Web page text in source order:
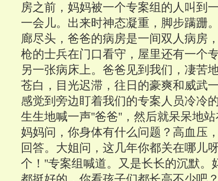
房之前，妈妈被一个专案组的人叫到
一会儿。出来时神态凝重，脚步蹒跚
廊尽头，爸爸的病房是一间双人病房
枪的士兵在门口看守，屋里还有一个
另一张病床上。爸爸见到我们，凄苦
苍白，目光迟滞，往日的豪爽和威武
感觉到旁边盯着我们的专案人员冷冷
生生地喊一声''爸爸''，然后就呆呆地
妈妈问，你身体有什么问题？高血压
回答。大姐问，这几年你都关在哪儿
个！''专案组喊道。又是长长的沉默。